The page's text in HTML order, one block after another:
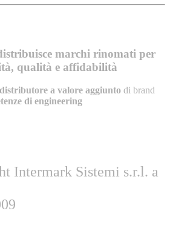
marchi rinomati per
qualità e affidabilità
distributore a valore aggiunto di brand
di engineering
Intermark Sistemi s.r.l. a